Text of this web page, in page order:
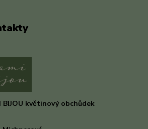
BIJOU květinový obchůdek